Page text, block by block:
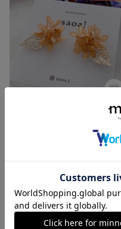
オレンジの小